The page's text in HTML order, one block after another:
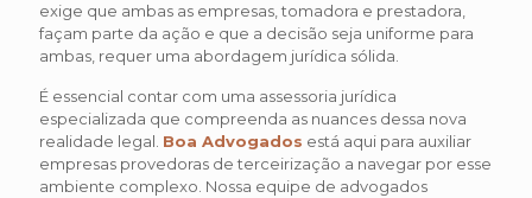
exige que ambas as empresas, tomadora e prestadora,
façam parte da ação e que a decisão seja uniforme para
ambas, requer uma abordagem jurídica sólida.
É essencial contar com uma assessoria jurídica
especializada que compreenda as nuances dessa nova
realidade legal. Boa Advogados está aqui para auxiliar
empresas provedoras de terceirização a navegar por esse
ambiente complexo. Nossa equipe de advogados